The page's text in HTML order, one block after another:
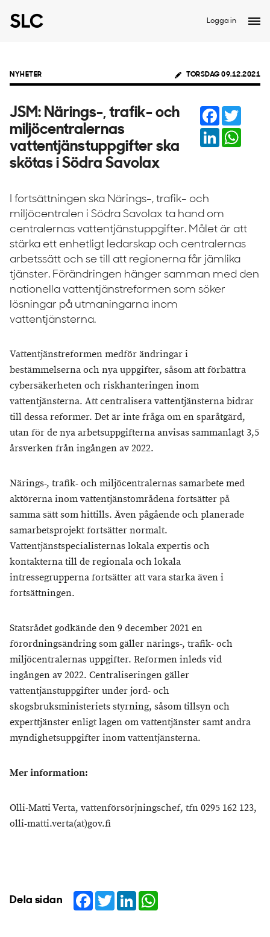
Logga in
NYHETER TORSDAG 09.12.2021
JSM: Närings-, trafik- och
miljöcentralernas
vattentjänstuppgifter ska
skötas i Södra Savolax
Facebook
LinkedIn
I fortsättningen ska Närings-, trafik- och
miljöcentralen i Södra Savolax ta hand om
centralernas vattentjänstuppgifter. Målet är att
stärka ett enhetligt ledarskap och centralernas
arbetssätt och se till att regionerna får jämlika
tjänster. Förändringen hänger samman med den
nationella vattentjänstreformen som söker
lösningar på utmaningarna inom
vattentjänsterna.
Vattentjänstreformen medför ändringar i
bestämmelserna och nya uppgifter, såsom att förbättra
cybersäkerheten och riskhanteringen inom
vattentjänsterna. Att centralisera vattentjänsterna bidrar
till dessa reformer. Det är inte fråga om en sparåtgärd,
utan för de nya arbetsuppgifterna anvisas sammanlagt 3,5
årsverken från ingången av 2022.
Närings-, trafik- och miljöcentralernas samarbete med
aktörerna inom vattentjänstområdena fortsätter på
samma sätt som hittills. Även pågående och planerade
samarbetsprojekt fortsätter normalt.
Vattentjänstspecialisternas lokala expertis och
kontakterna till de regionala och lokala
intressegrupperna fortsätter att vara starka även i
fortsättningen.
Statsrådet godkände den 9 december 2021 en
förordningsändring som gäller närings-, trafik- och
miljöcentralernas uppgifter. Reformen inleds vid
ingången av 2022. Centraliseringen gäller
vattentjänstuppgifter under jord- och
skogsbruksministeriets styrning, såsom tillsyn och
experttjänster enligt lagen om vattentjänster samt andra
myndighetsuppgifter inom vattentjänsterna.
Mer information:
Olli-Matti Verta, vattenförsörjningschef, tfn 0295 162 123,
olli-matti.verta(at)gov.fi
Dela sidan Facebook
TwitterLinkedIn